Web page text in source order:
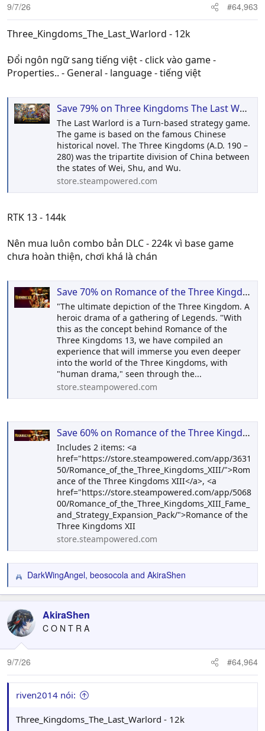
9/7/26 #64,963
Three_Kingdoms_The_Last_Warlord - 12k
Đổi ngôn ngữ sang tiếng việt - click vào game -
Properties.. - General - language - tiếng việt
Save 79% on Three Kingdoms The Last Warlord on Steam
The Last Warlord is a Turn-based strategy game.
The game is based on the famous Chinese
historical novel. The Three Kingdoms (A.D. 190 –
280) was the tripartite division of China between
the states of Wei, Shu, and Wu.
store.steampowered.com
RTK 13 - 144k
Nên mua luôn combo bản DLC - 224k vì base game
chưa hoàn thiện, chơi khá là chán
Save 70% on Romance of the Three Kingdoms XIII on Steam
"The ultimate depiction of the Three Kingdom. A
heroic drama of a gathering of Legends. "With
this as the concept behind Romance of the
Three Kingdoms 13, we have compiled an
experience that will immerse you even deeper
into the world of the Three Kingdoms, with
"human drama," seen through the...
store.steampowered.com
Save 60% on Romance of the Three Kingdoms XIII Fame and Strategy Expansion Pack Bundle on Steam
Includes 2 items: <a
href="https://store.steampowered.com/app/3631
50/Romance_of_the_Three_Kingdoms_XIII/">Rom
ance of the Three Kingdoms XIII</a>, <a
href="https://store.steampowered.com/app/5068
00/Romance_of_the_Three_Kingdoms_XIII_Fame_
and_Strategy_Expansion_Pack/">Romance of the
Three Kingdoms XII
store.steampowered.com
R
e
c
t
i
o
n
:
DarkWingAngel, beosocola and AkiraShen
AkiraShen
C O N T R A
9/7/26 #64,964
riven2014 nói:
Three_Kingdoms_The_Last_Warlord - 12k